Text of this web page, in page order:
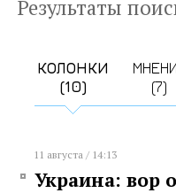
Результаты
КОЛОНКИ
(10)
(7)
11 августа / 14:13
Украина: вор